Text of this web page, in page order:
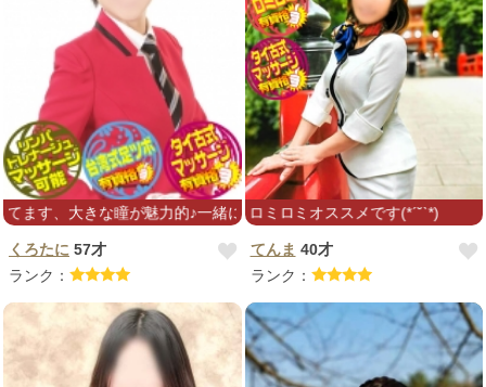
大きな瞳が魅力的♪一緒に居るだけで癒される美人で可愛いいサロン
くろたに 57才
ランク：
お疲れのお身体にロミロミオススメです(*ˊ˘ˋ*)
てんま 40才
ランク：